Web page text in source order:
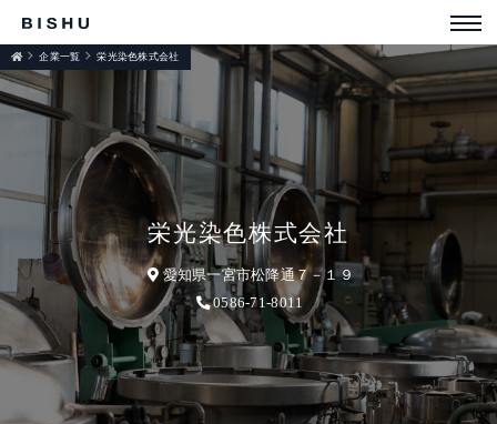
栄光染色株式会社
愛知県一宮市松降通７－１９
0586-71-8011
企業一覧 栄光染色株式会社